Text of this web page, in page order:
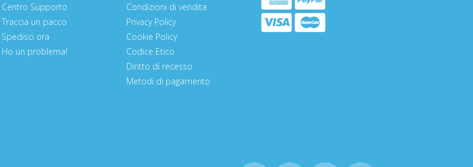
Centro Supporto
Traccia un pacco
Spedisci ora
Ho un problema!
Condizioni di vendita
Privacy Policy
Cookie Policy
Codice Etico
Diritto di recesso
Metodi di pagamento